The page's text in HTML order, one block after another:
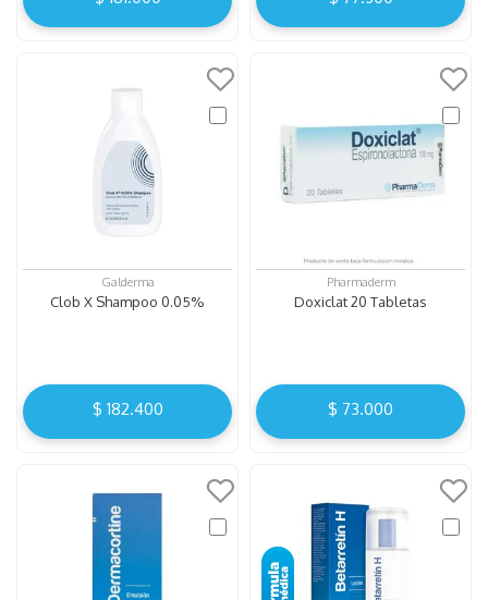
Galderma
Clob X Shampoo 0.05%
$ 182.400
Pharmaderm
Doxiclat 20 Tabletas
$ 73.000